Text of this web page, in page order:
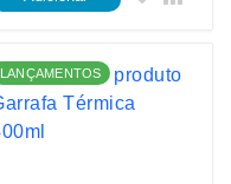
LANÇAMENTOS